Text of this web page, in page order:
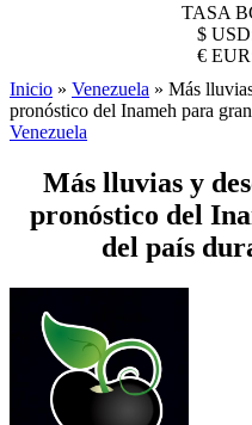
TASA
$
€
Inicio » Venezuela » Más
pronóstico del Inameh para
Venezuela
Más lluvias y
pronóstico del
del país